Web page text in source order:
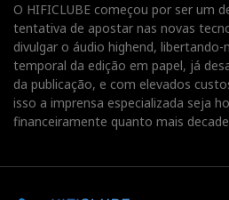
O HIFICLUBE começou por ser um
tentativa de apostar nas novas
divulgar o áudio highend,
temporal da edição em papel, já
da publicação, e com elevados
isso a imprensa especializada seja
financeiramente quanto mais